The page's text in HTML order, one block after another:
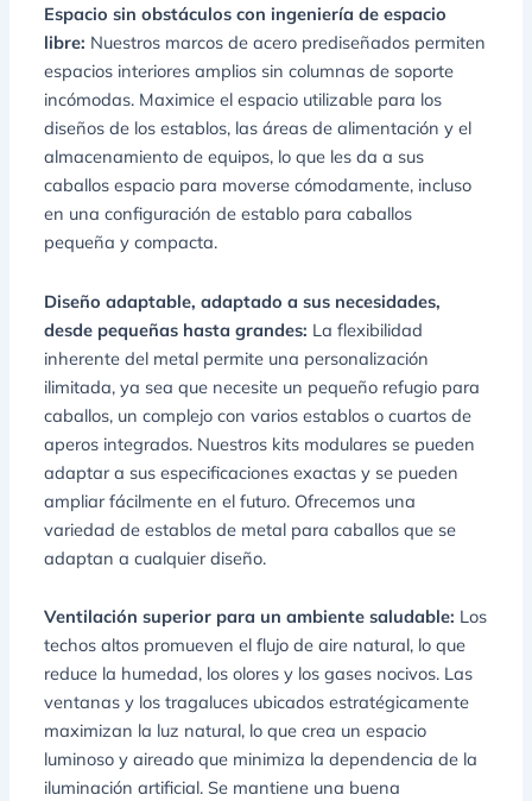
Espacio sin obstáculos con ingeniería de espacio
libre: Nuestros marcos de acero prediseñados permiten
espacios interiores amplios sin columnas de soporte
incómodas. Maximice el espacio utilizable para los
diseños de los establos, las áreas de alimentación y el
almacenamiento de equipos, lo que les da a sus
caballos espacio para moverse cómodamente, incluso
en una configuración de establo para caballos
pequeña y compacta.
Diseño adaptable, adaptado a sus necesidades,
desde pequeñas hasta grandes: La flexibilidad
inherente del metal permite una personalización
ilimitada, ya sea que necesite un pequeño refugio para
caballos, un complejo con varios establos o cuartos de
aperos integrados. Nuestros kits modulares se pueden
adaptar a sus especificaciones exactas y se pueden
ampliar fácilmente en el futuro. Ofrecemos una
variedad de establos de metal para caballos que se
adaptan a cualquier diseño.
Ventilación superior para un ambiente saludable: Los
techos altos promueven el flujo de aire natural, lo que
reduce la humedad, los olores y los gases nocivos. Las
ventanas y los tragaluces ubicados estratégicamente
maximizan la luz natural, lo que crea un espacio
luminoso y aireado que minimiza la dependencia de la
iluminación artificial. Se mantiene una buena